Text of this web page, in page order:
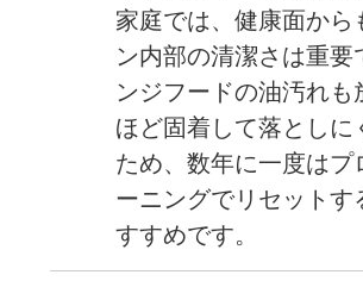
家庭では、健康面から
ン内部の清潔さは重要
ンジフードの油汚れも
ほど固着して落としに
ため、数年に一度はプ
ーニングでリセットす
すすめです。